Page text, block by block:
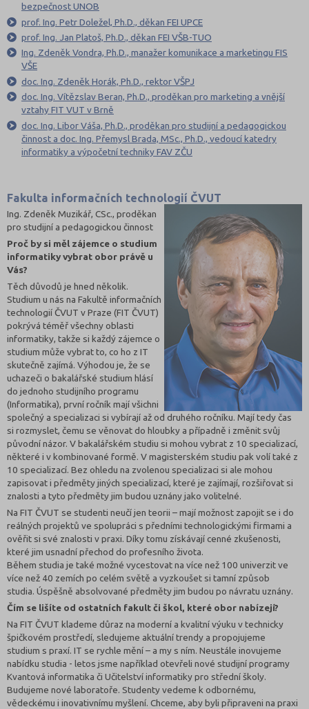
bezpečnost UNOB
prof. Ing. Petr Doležel, Ph.D., děkan FEI UPCE
prof. Ing. Jan Platoš, Ph.D., děkan FEI VŠB-TUO
Ing. Zdeněk Vondra, Ph.D., manažer komunikace a marketingu FIS
VŠE
doc. Ing. Zdeněk Horák, Ph.D., rektor VŠPJ
doc. Ing. Vítězslav Beran, Ph.D., proděkan pro marketing a vnější
vztahy FIT VUT v Brně
doc. Ing. Libor Váša, Ph.D., proděkan pro studijní a pedagogickou
činnost a doc. Ing. Přemysl Brada, MSc., Ph.D., vedoucí katedry
informatiky a výpočetní techniky FAV ZČU
Fakulta informačních technologií ČVUT
Ing. Zdeněk Muzikář, CSc., proděkan
pro studijní a pedagogickou činnost
Proč by si měl zájemce o studium
informatiky vybrat obor právě u
Vás?
Těch důvodů je hned několik.
Studium u nás na Fakultě informačních
technologií ČVUT v Praze (FIT ČVUT)
pokrývá téměř všechny oblasti
informatiky, takže si každý zájemce o
studium může vybrat to, co ho z IT
skutečně zajímá. Výhodou je, že se
uchazeči o bakalářské studium hlásí
do jednoho studijního programu
(Informatika), první ročník mají všichni
společný a specializaci si vybírají až od druhého ročníku. Mají tedy čas
si rozmyslet, čemu se věnovat do hloubky a případně i změnit svůj
původní názor. V bakalářském studiu si mohou vybrat z 10 specializací,
některé i v kombinované formě. V magisterském studiu pak volí také z
10 specializací. Bez ohledu na zvolenou specializaci si ale mohou
zapisovat i předměty jiných specializací, které je zajímají, rozšiřovat si
znalosti a tyto předměty jim budou uznány jako volitelné.
Na FIT ČVUT se studenti neučí jen teorii – mají možnost zapojit se i do
reálných projektů ve spolupráci s předními technologickými firmami a
ověřit si své znalosti v praxi. Díky tomu získávají cenné zkušenosti,
které jim usnadní přechod do profesního života.
Během studia je také možné vycestovat na více než 100 univerzit ve
více než 40 zemích po celém světě a vyzkoušet si tamní způsob
studia. Úspěšně absolvované předměty jim budou po návratu uznány.
Čím se lišíte od ostatních fakult či škol, které obor nabízejí?
Na FIT ČVUT klademe důraz na moderní a kvalitní výuku v technicky
špičkovém prostředí, sledujeme aktuální trendy a propojujeme
studium s praxí. IT se rychle mění – a my s ním. Neustále inovujeme
nabídku studia - letos jsme například otevřeli nové studijní programy
Kvantová informatika či Učitelství informatiky pro střední školy.
Budujeme nové laboratoře. Studenty vedeme k odbornému,
vědeckému i inovativnímu myšlení. Chceme, aby byli připraveni na praxi